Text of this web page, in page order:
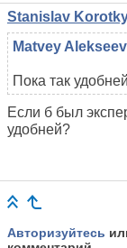
Stanislav
Matvey Alekseev
Пока так
Если б был
удобней?
Авторизуйтесь